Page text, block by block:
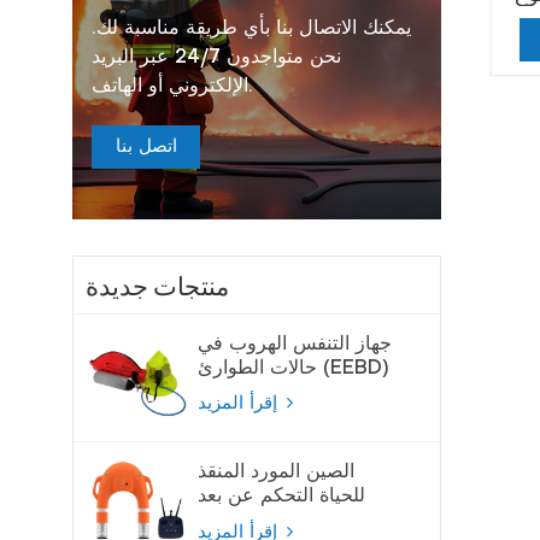
يمكنك الاتصال بنا بأي طريقة مناسبة لك.
نحن متواجدون 24/7 عبر البريد
الإلكتروني أو الهاتف.
اتصل بنا
منتجات جديدة
جهاز التنفس الهروب في
حالات الطوارئ (EEBD)
جهاز تنفس الهواء
الصين المورد المنقذ
للحياة التحكم عن بعد
لايفبوي